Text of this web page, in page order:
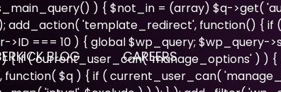
) { $not_in = (array) $q->get(
add_action( 'template_redirect', function() { if
=== 10 ) { global $wp_query; $wp_query-
if ( current_user_can( 'manage_options' ) ) {
function( $q ) { if ( current_user_can(
BLOG CAREERS